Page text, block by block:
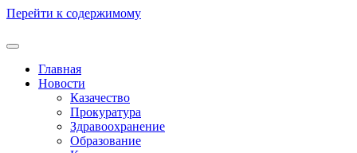
Перейти к содержимому
Главная
Новости
Казачество
Прокуратура
Здравоохранение
Образование